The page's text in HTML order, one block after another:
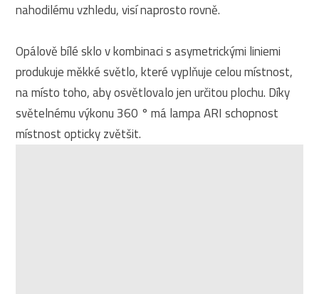
nahodilému vzhledu, visí naprosto rovně.
Opálově bílé sklo v kombinaci s asymetrickými liniemi
produkuje měkké světlo, které vyplňuje celou místnost,
na místo toho, aby osvětlovalo jen určitou plochu. Díky
světelnému výkonu 360 ° má lampa ARI schopnost
místnost opticky zvětšit.